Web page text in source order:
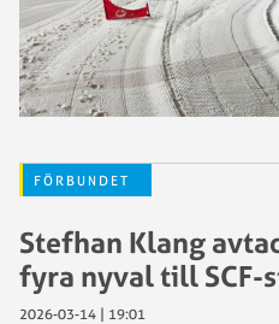
FÖRBUNDET
Stefhan Klang
fyra nyval till SCF-
2026-03-14 | 19:01